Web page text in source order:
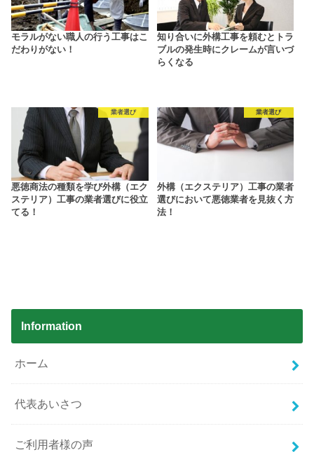
モラルがない職人の行う工事はこ
だわりがない！
知り合いに外構工事を頼むとトラ
ブルの発生時にクレームが言いづ
らくなる
業者選び
悪徳商法の種類を学び外構（エク
ステリア）工事の業者選びに役立
てる！
業者選び
外構（エクステリア）工事の業者
選びにおいて悪徳業者を見抜く方
法！
Information
ホーム
代表あいさつ
ご利用者様の声